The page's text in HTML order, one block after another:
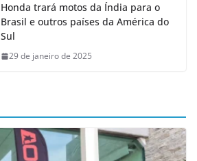
Honda trará motos da Índia para o
Brasil e outros países da América do
Sul
29 de janeiro de 2025